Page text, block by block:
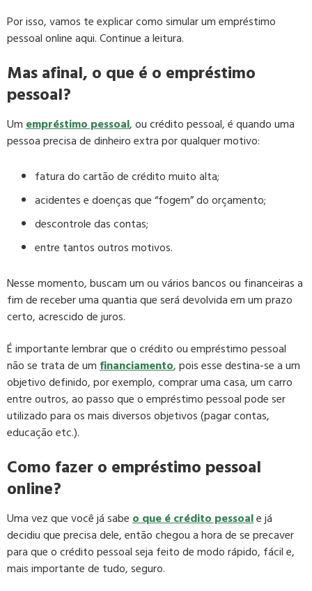
Por isso, vamos te explicar como simular um empréstimo
pessoal online aqui. Continue a leitura.
Mas afinal, o que é o empréstimo
pessoal?
Umempréstimo pessoal, ou crédito pessoal, é quando uma
pessoa precisa de dinheiro extra por qualquer motivo:
fatura do cartão de crédito muito alta;
acidentes e doenças que “fogem” do orçamento;
descontrole das contas;
entre tantos outros motivos.
Nesse momento, buscam um ou vários bancos ou financeiras a
fim de receber uma quantia que será devolvida em um prazo
certo, acrescido de juros.
É importante lembrar que o crédito ou empréstimo pessoal
não se trata de umfinanciamento, pois esse destina-se a um
objetivo definido, por exemplo, comprar uma casa, um carro
entre outros, ao passo que o empréstimo pessoal pode ser
utilizado para os mais diversos objetivos (pagar contas,
educação etc.).
Como fazer o empréstimo pessoal
online?
Uma vez que você já sabeo que é crédito pessoale já
decidiu que precisa dele, então chegou a hora de se precaver
para que o crédito pessoal seja feito de modo rápido, fácil e,
mais importante de tudo, seguro.